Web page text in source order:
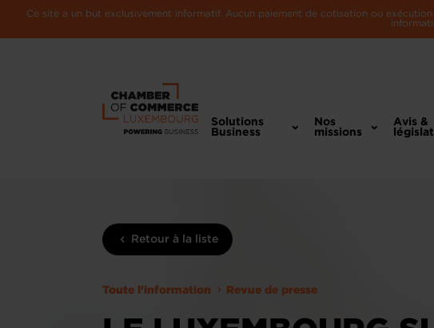
Ce site a un but exclusivement informatif. Aucun paiement de cotisation ou
Solutions
Business
Nos
missions
Avis &
Retour à la liste
Toute l'information Revue de presse